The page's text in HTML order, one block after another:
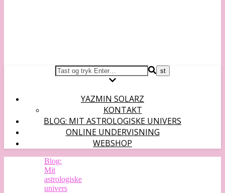
YAZMIN SOLARZ
KONTAKT
BLOG: MIT ASTROLOGISKE UNIVERS
ONLINE UNDERVISNING
WEBSHOP
Blog:
Mit
astrologiske
univers